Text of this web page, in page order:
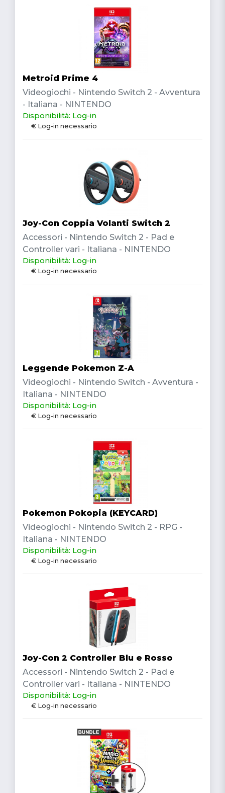
Metroid Prime 4
Videogiochi - Nintendo Switch 2 - Avventura
- Italiana - NINTENDO
Disponibilità: Log-in
€ Log-in necessario
Joy-Con Coppia Volanti Switch 2
Accessori - Nintendo Switch 2 - Pad e
Controller vari - Italiana - NINTENDO
Disponibilità: Log-in
€ Log-in necessario
Leggende Pokemon Z-A
Videogiochi - Nintendo Switch - Avventura -
Italiana - NINTENDO
Disponibilità: Log-in
€ Log-in necessario
Pokemon Pokopia (KEYCARD)
Videogiochi - Nintendo Switch 2 - RPG -
Italiana - NINTENDO
Disponibilità: Log-in
€ Log-in necessario
Joy-Con 2 Controller Blu e Rosso
Accessori - Nintendo Switch 2 - Pad e
Controller vari - Italiana - NINTENDO
Disponibilità: Log-in
€ Log-in necessario